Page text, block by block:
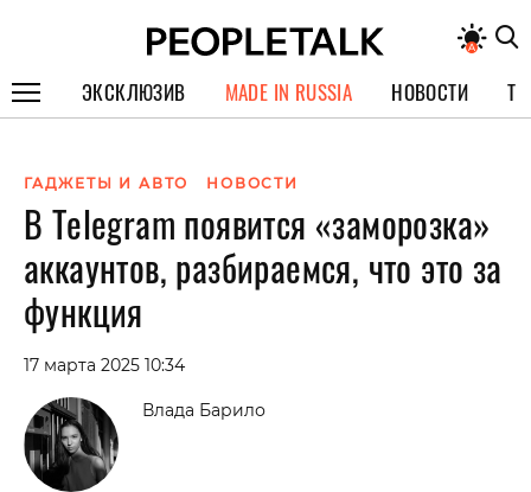
ЭКСКЛЮЗИВ
СПЕЦПРОЕКТЫ
ИНТЕРВЬЮ
ПОКОЛЕНИЕ
MADE IN RUSSIA НОВОСТИ
ГАДЖЕТЫ И АВТО НОВОСТИ
В Telegram появится «заморозка»
аккаунтов, разбираемся, что это за
функция
17 марта 2025 10:34
Влада Барило